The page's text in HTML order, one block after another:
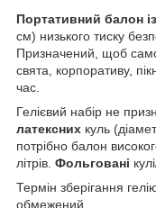
Портативний балон
см) низького тиску
Призначений, щоб
свята, корпоративу,
час.
Гелієвий набір не
латексних куль
потрібно балон
літрів. Фольговані
Термін зберігання
обмежений.